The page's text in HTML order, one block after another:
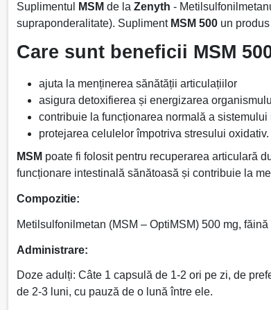
Suplimentul MSM de la Zenyth -
supraponderalitate). Supliment MSM 500 un
Care sunt beneficii MSM
ajuta la menținerea sănătății articulațiilor
asigura detoxifierea și energizarea
contribuie la funcționarea normală a sistemului
protejarea celulelor împotriva stresului oxidativ.
MSM poate fi folosit pentru recuperarea articulară
funcționare intestinală sănătoasă și contribuie la
Compozitie:
Metilsulfonilmetan (MSM – OptiMSM) 500 mg,
Administrare:
Doze adulți: Câte 1 capsulă de 1-2 ori pe zi, de
de 2-3 luni, cu pauză de o lună între ele.